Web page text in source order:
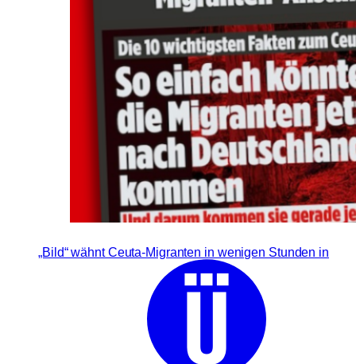
„Bild“ wähnt Ceuta-Migranten in wenigen Stunden in